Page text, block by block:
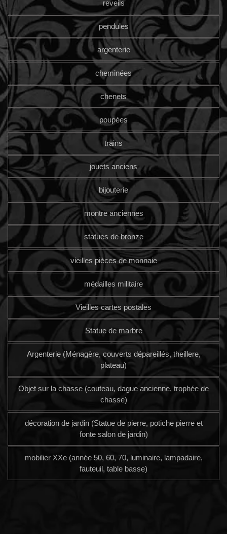
reveils
pendules
argenterie
cheminées
chenets
poupées
trains
jouets anciens
bijouterie
montre anciennes
statues de bronze
vieilles pièces de monnaie
médailles militaire
Vieilles cartes postales
Statue de marbre
Argenterie (Ménagère, couverts dépareillés, theillere,
plateau)
Objet sur la chasse (couteau, dague ancienne, trophée de
chasse)
décoration de jardin (Statue de pierre, potiche pierre et
fonte salon de jardin)
mobilier XXe (année 50, 60, 70, luminaire, lampadaire,
fauteuil, table basse)